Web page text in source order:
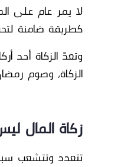
لا يمر عام على
كطريقة ضامنة
وتعدّ الزكاة أحد
الزكاة، وصوم
زكاة المال
تتعدد وتتشعب